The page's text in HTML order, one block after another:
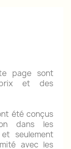
page sont
et des
été conçus
dans les
seulement
avec les